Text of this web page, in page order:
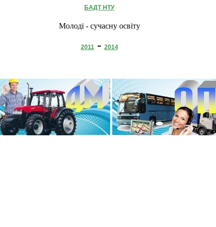
БАДТ НТУ
Молоді - сучасну освіту
2011- 2014